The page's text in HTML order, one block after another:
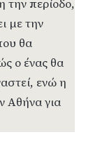
την περίοδο,
με την
θα
ο ένας θα
ενώ η
Αθήνα για